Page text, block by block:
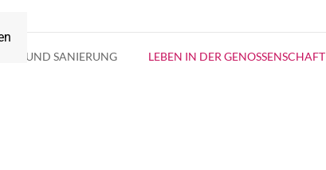
BAU UND SANIERUNG LEBEN IN DER GENOSSENSCHAFT